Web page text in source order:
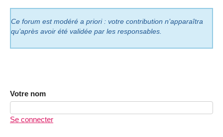
Ce forum est modéré a priori : votre contribution n’apparaîtra
qu’après avoir été validée par les responsables.
Votre nom
Se connecter